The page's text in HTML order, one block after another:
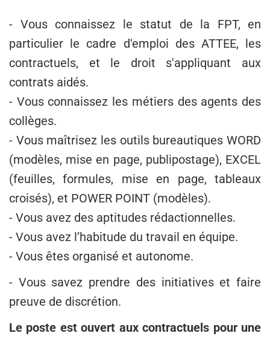
- Vous connaissez le statut de la FPT, en
particulier le cadre d'emploi des ATTEE, les
contractuels, et le droit s'appliquant aux
contrats aidés.
- Vous connaissez les métiers des agents des
collèges.
- Vous maîtrisez les outils bureautiques WORD
(modèles, mise en page, publipostage), EXCEL
(feuilles, formules, mise en page, tableaux
croisés), et POWER POINT (modèles).
- Vous avez des aptitudes rédactionnelles.
- Vous avez l’habitude du travail en équipe.
- Vous êtes organisé et autonome.
- Vous savez prendre des initiatives et faire
preuve de discrétion.
Le poste est ouvert aux contractuels pour une